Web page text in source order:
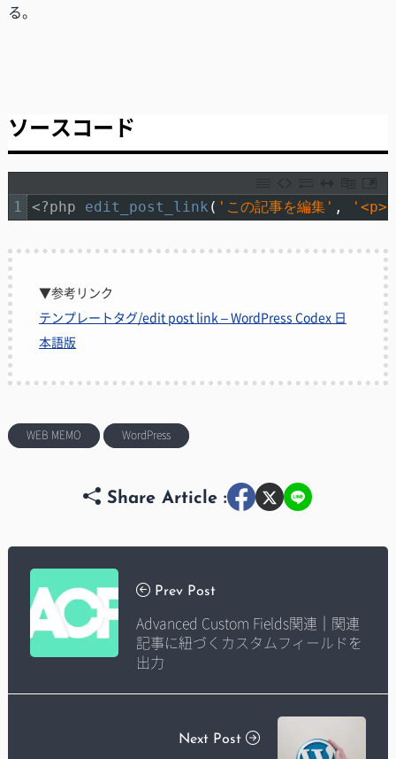
る。
ソースコード
1 <?php edit_post_link ( 'この記事を編集' , '<p>'
▼参考リンク
テンプレートタグ/edit post link – WordPress Codex 日
本語版
WEB MEMO WordPress
Share Article :
Prev Post
Advanced Custom Fields関連｜関連
記事に紐づくカスタムフィールドを
出力
Next Post